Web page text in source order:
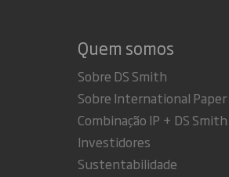
Quem somos
Sobre DS Smith
Sobre International Paper
Combinação IP + DS Smith
Investidores
Sustentabilidade